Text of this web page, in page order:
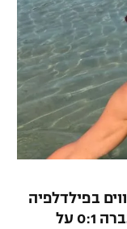
בפילדלפיה
בלוק לבן וגב פתוח, בזמן שצרפת גברה 0:1 על